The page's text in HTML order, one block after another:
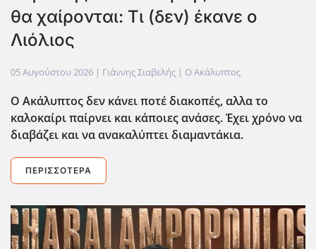
θα χαίρονται: Τι (δεν) έκανε ο
Λιόλιος
05 Αυγούστου 2026 | Γιάννης Σιαβελής | Ο Ακάλυπτος
Ο Ακάλυπτος δεν κάνει ποτέ διακοπές, αλλα το
καλοκαίρι παίρνει και κάποιες ανάσες. Έχει χρόνο να
διαβάζει και να ανακαλύπτει διαμαντάκια.
ΠΕΡΙΣΣΌΤΕΡΑ